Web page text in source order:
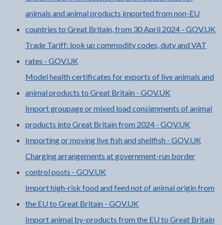
animals and animal products imported from non-EU
countries to Great Britain, from 30 April 2024 - GOV.UK
Trade Tariff: look up commodity codes, duty and VAT
rates - GOV.UK
Model health certificates for exports of live animals and
animal products to Great Britain - GOV.UK
Import groupage or mixed load consignments of animal
products into Great Britain from 2024 - GOV.UK
Importing or moving live fish and shellfish - GOV.UK
Charging arrangements at government-run border
control posts - GOV.UK
Import high-risk food and feed not of animal origin from
the EU to Great Britain - GOV.UK
Import animal by-products from the EU to Great Britain